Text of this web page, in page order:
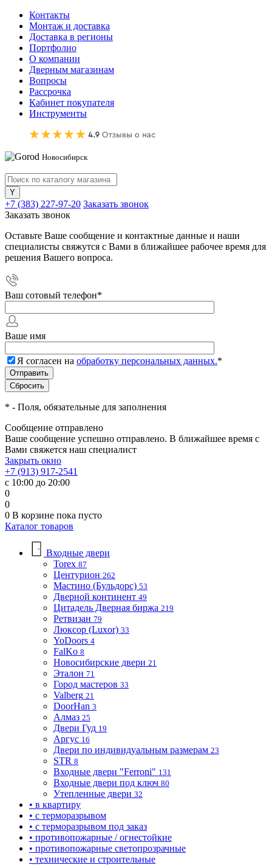
Контакты
Монтаж и доставка
Доставка в регионы
Портфолио
О компании
Дверным магазинам
Вопросы
Рассрочка
Кабинет покупателя
Инструменты
Новосибирск
+7 (383) 227-97-20 Заказать звонок
Заказать звонок
Оставьте Ваше сообщение и контактные данные и наши
специалисты свяжутся с Вами в ближайшее рабочее время для
решения Вашего вопроса.
Ваш сотовый телефон*
Ваше имя
Я согласен на обработку персональных данных.*
* - Поля, обязательные для заполнения
Сообщение отправлено
Ваше сообщение успешно отправлено. В ближайшее время с
Вами свяжется наш специалист
Закрыть окно
+7 (913) 917-2541
с 10:00 до 20:00
0
0
0 В корзине пока пусто
Каталог товаров
Входные двери
Torex 87
Центурион 262
Мастино (Бульдорс) 53
Дверной континент 49
Цитадель Дверная биржа 219
Ретвизан 79
Люксор (Luxor) 33
YoDoors 4
FalKo 8
Новосибирские двери 21
Эталон 71
Город мастеров 33
Valberg 21
DoorHan 3
Алмаз 25
Двери Гуд 19
Аргус 16
Двери по индивидуальным размерам 23
STR 8
Входные двери "Ferroni" 131
Входные двери под ключ 80
Утепленные двери 32
• в квартиру
• с терморазрывом
• с терморазрывом под заказ
• противопожарные / огнестойкие
• противопожарные светопрозрачные
• технические и строительные